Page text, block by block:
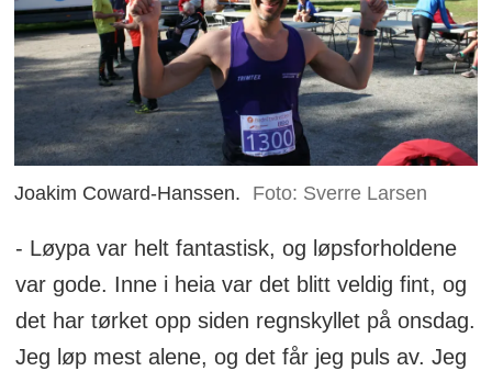
Joakim Coward-Hanssen. Foto: Sverre Larsen
- Løypa var helt fantastisk, og løpsforholdene
var gode. Inne i heia var det blitt veldig fint, og
det har tørket opp siden regnskyllet på onsdag.
Jeg løp mest alene, og det får jeg puls av. Jeg